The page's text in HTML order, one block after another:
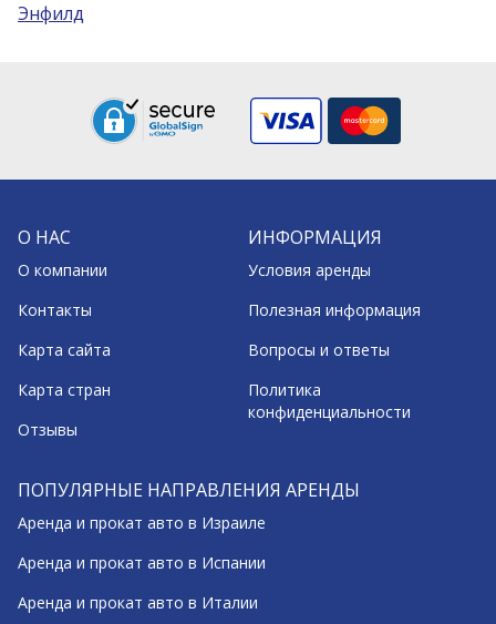
Энфилд
О НАС
О компании
Контакты
Карта сайта
Карта стран
Отзывы
ИНФОРМАЦИЯ
Условия аренды
Полезная информация
Вопросы и ответы
Политика
конфиденциальности
ПОПУЛЯРНЫЕ НАПРАВЛЕНИЯ АРЕНДЫ
Аренда и прокат авто в Израиле
Аренда и прокат авто в Испании
Аренда и прокат авто в Италии